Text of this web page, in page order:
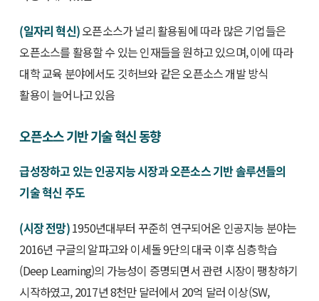
(일자리 혁신)오픈소스가 널리 활용됨에 따라 많은 기업들은
오픈소스를 활용할 수 있는 인재들을 원하고 있으며, 이에 따라
대학 교육 분야에서도 깃허브와 같은 오픈소스 개발 방식
활용이 늘어나고 있음
오픈소스 기반 기술 혁신 동향
급성장하고 있는 인공지능 시장과 오픈소스 기반 솔루션들의
기술 혁신 주도
(시장 전망)1950년대부터 꾸준히 연구되어온 인공지능 분야는
2016년 구글의 알파고와 이세돌 9단의 대국 이후 심층학습
(Deep Learning)의 가능성이 증명되면서 관련 시장이 팽창하기
시작하였고, 2017년 8천만 달러에서 20억 달러 이상(SW,